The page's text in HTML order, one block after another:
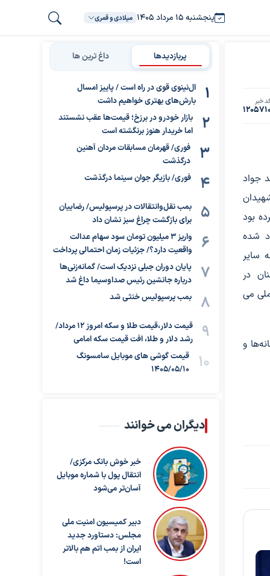
پنجشنبه ۱۵ مرداد ۱۴۰۵ میلادی و قمری
خبر
جواد
بود
شده
سایر
در
می
و
پربازدیدها داغ ترین ها
ال‌نینوی قوی در راه است / پاییز امسال
بارش‌های بهتری خواهیم داشت
بازار خودرو در برزخ؛ قیمت‌ها عقب نشستند
اما خریدار هنوز برنگشته است
فوری/ قهرمان مسابقات مردان آهنین
درگذشت
فوری/ بازیگر جوان سینما درگذشت
بمب نقل‌وانتقالات در پرسپولیس/ رضاییان
برای بازگشت چراغ سبز نشان داد
واریز ۳ میلیون تومان سود سهام عدالت
واقعیت دارد؟/ جزئیات زمان احتمالی پرداخت
پایان دوران جبلی نزدیک است/ گمانه‌زنی‌ها
درباره جانشین رئیس صداوسیما داغ شد
بمب پرسپولیس خنثی شد
قیمت دلار،قیمت طلا و سکه امروز ۱۲ مرداد/
رشد دلار و طلا، افت قیمت سکه امامی
قیمت گوشی های موبایل سامسونگ
1405/05/10
دیگران می خوانند
خبر خوش بانک مرکزی/
انتقال پول با شماره موبایل
آسان‌تر می‌شود
دبیر کمیسیون امنیت ملی
مجلس: دستاورد جدید
ایران از بمب اتم هم بالاتر
است!